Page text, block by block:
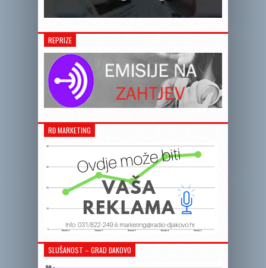
REPRIZE
RĐ MARKETING
SLUŠANOST – GRAD ĐAKOVO